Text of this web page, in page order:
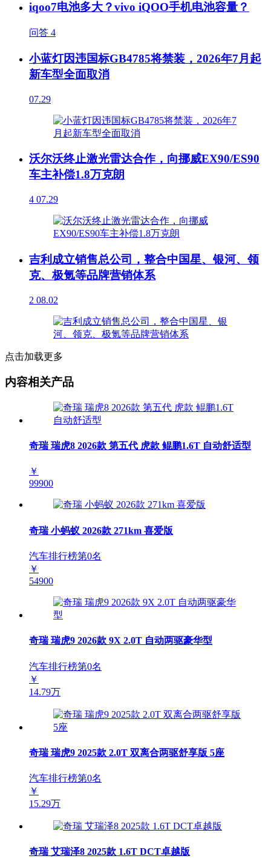
iqoo7电池多大？vivo iQOO手机电池容量？
问答 4
小蓝灯因违国标GB4785将禁装，2026年7月起
新车型全面取消
07.29
沃尔沃终止激光雷达合作，向挪威EX90/ES90
车主补偿1.8万克朗
4 07.29
吉利成立销售总公司，整合中国星、银河、领
克、极氪等品牌营销体系
2 08.02
点击加载更多
内容相关产品
奇瑞 瑞虎8 2026款 第五代 虎款 鲲鹏1.6T 自动舒适型
￥
99900
奇瑞 小蚂蚁 2026款 271km 喜爱版
汽车排行榜第0名
￥
54900
奇瑞 瑞虎9 2026款 9X 2.0T 自动两驱豪华型
汽车排行榜第0名
￥
14.79万
奇瑞 瑞虎9 2025款 2.0T 双离合两驱舒享版 5座
汽车排行榜第0名
￥
15.29万
奇瑞 艾瑞泽8 2025款 1.6T DCT卓越版